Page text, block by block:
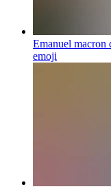
Emanuel macron
emoji